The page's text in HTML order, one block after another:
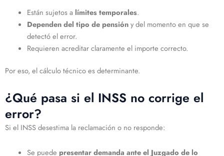
Están sujetos a límites temporales.
Dependen del tipo de pensióny del momento en que se
detectó el error.
Requieren acreditar claramente el importe correcto.
Por eso, el cálculo técnico es determinante.
¿Qué pasa si el INSS no corrige el
error?
Si el INSS desestima la reclamación o no responde:
Se puede presentar demanda ante el Juzgado de lo